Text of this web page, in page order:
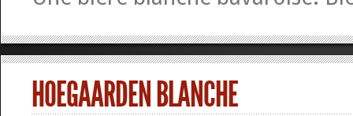
HOEGAARDEN BLANCHE